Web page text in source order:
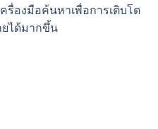
รื่องมือค้นหาเพื่อการเติบโต
ได้มากขึ้น